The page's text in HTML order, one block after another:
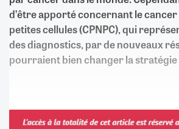
d’être apporté concernant le
petites cellules (CPNPC), qui
des diagnostics, par de nouveaux
pourraient bien changer la